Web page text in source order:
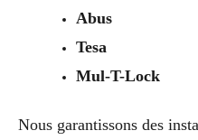
Abus
Tesa
Mul-T-Lock
Nous garantissons des